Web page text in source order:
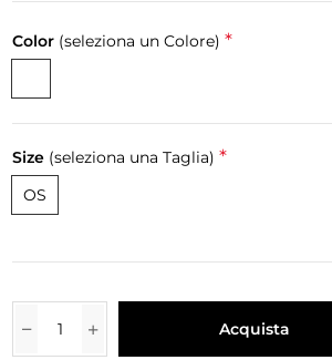
Color (seleziona un Colore) *
Size (seleziona una Taglia) *
OS
Acquista